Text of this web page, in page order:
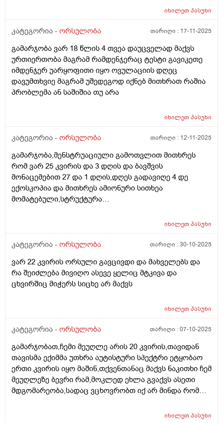
იხილეთპასუხი
კატეგორია - ორსულობა თარიღი : 17-11-2025
გამარჯობა ვარ 18 წლის 4 თვეა დაუცველად მაქვს
ურთიერთობა მაგრამ რამდენჯერაც ტესტი გავიკეთე
იმდენჯერ უარყოფითი იყო ოვულაციის დღეც
დავუმთხვიე მაგრამ უშედეგოდ იქნებ მითხრათ რაშია
პრობლემა ან საშიშია თუ არა
იხილეთპასუხი
კატეგორია - ორსულობა თარიღი : 12-11-2025
გამარჯობა,მენსტრუაციული გამოთვლით მითხრეს
რომ ვარ 25 კვირის და 3 დღის და ბავშვის
მონაცემებით 27 და 1 დღის,დღეს გადავიღე 4 დე
ექოსკოპია და მითხრეს ამიონური სითხეა
მომატებული,სტრუქტურა
ნაადრევი მშობიარობის,მაქვს ამ ბოლოს წელის
და ხაჭოსებრი გამონადენი,ნაცხის ანალიზმა კანდიდა
იხილეთპასუხი
კატეგორია - ორსულობა თარიღი :30-10-2025
ვარ 22 კვირის ორსული გავცივდი და მახველებს და
რა შეიძლება მივიღო ასევე ყელიც მტკივა და
ცხვირშიც მიჭერს სიცხე არ მაქვს
იხილეთპასუხი
კატეგორია - ორსულობა თარიღი :07-10-2025
გამარჯობათ,ჩემი მეუღლე არის 20 კვირის,თავიდან
თავისმა ექიმმა უთხრა აუტისტური სპექტრი ეტყობაო
ერთი კვირის იყო მაშინ,თქვენთანაც მაქვს ნაკითხი ჩემ
მეუღლეზე ბევრი რამ,მოკლედ ეხლა გვაქვს ასეთი
მდგომარეობა,სადაც ვცხოვრობთ იქ არ მინდა რომ
იხილეთპასუხი